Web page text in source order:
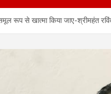
रूप से खात्मा किया जाए-श्रीमहंत